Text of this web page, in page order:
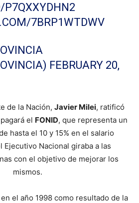
P7QXXYDHN2
7BRP1WTDWV
FEBRUARY 20,
de la Nación, Javier Milei, ratificó
el FONID, que representa un
hasta el 10 y 15% en el salario
Ejecutivo Nacional giraba a las
con el objetivo de mejorar los
mismos.
el año 1998 como resultado de la